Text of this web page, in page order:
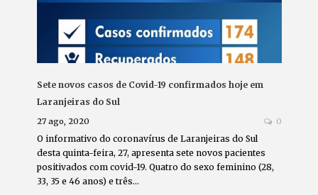
Sete novos casos de Covid-19 confirmados hoje em
Laranjeiras do Sul
27 ago, 2020 0
O informativo do coronavírus de Laranjeiras do Sul
desta quinta-feira, 27, apresenta sete novos pacientes
positivados com covid-19. Quatro do sexo feminino (28,
33, 35 e 46 anos) e três…